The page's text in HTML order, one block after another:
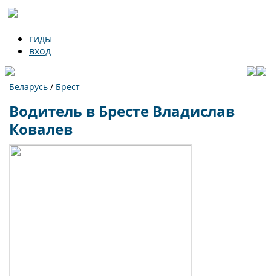
гиды
вход
Беларусь / Брест
Водитель в Бресте Владислав
Ковалев